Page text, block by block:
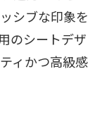
シブな印象を
のシートデザ
ィかつ高級感